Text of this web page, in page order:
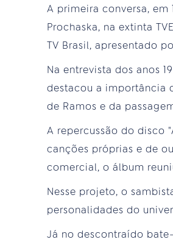
A primeira conversa, em
Prochaska, na extinta
TV Brasil, apresentado
Na entrevista dos anos
destacou a importância
de Ramos e da
A repercussão do disco
canções próprias e de
comercial, o álbum
Nesse projeto, o
personalidades do
Já no descontraído